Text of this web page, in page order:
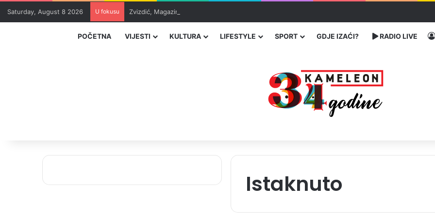
Saturday, August 8 2026 U fokusu Zvizdić, Magazinović i Kojović traže poseban status za Memorijalni centar Srebrenica
POČETNA VIJESTI KULTURA LIFESTYLE SPORT GDJE IZAĆI? RADIO LIVE
Istaknuto